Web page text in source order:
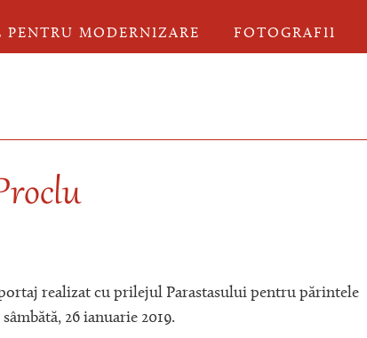
PENTRU MODERNIZARE FOTOGRAFII
realizat cu prilejul Parastasului pentru părintele
26 ianuarie 2019.